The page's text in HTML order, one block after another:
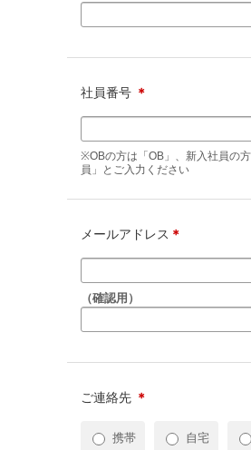
社員番号 ＊
※OBの方は「OB」、新入社員の
員」とご入力ください
メールアドレス ＊
（確認用）
ご連絡先 ＊
携帯 自宅